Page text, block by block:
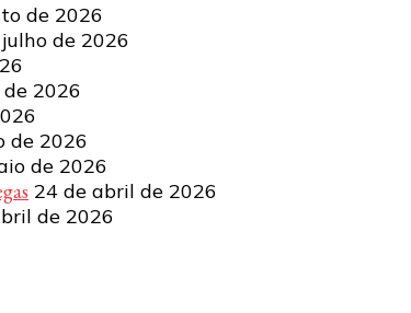
de 2026
de 2026
2026
de 2026
de 2026
24 de abril de 2026
de 2026